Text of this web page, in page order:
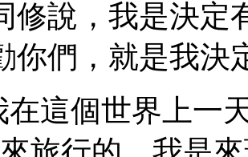
修說，我是決定
你們，就是我決
個世界上一天